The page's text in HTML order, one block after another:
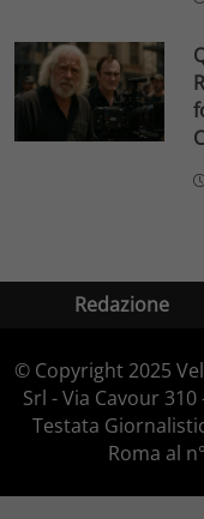
Redazione
© Copyright 2025
Srl - Via Cavour 310
Testata
Roma al